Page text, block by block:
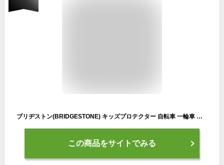
ブリヂストン(BRIDGESTONE) キッズプロテクター 自転車 一輪車 子供 バイオレット H3ーPAD.A P5590 B361002V
この商品をサイトでみる